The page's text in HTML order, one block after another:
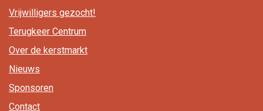
Vrijwilligers gezocht!
Terugkeer Centrum
Over de kerstmarkt
Nieuws
Sponsoren
Contact